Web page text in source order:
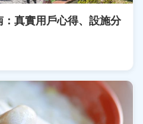
真實用戶心得、設施分